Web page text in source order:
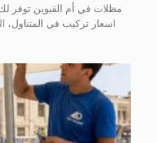
مظلات في أم القيوين توفر
اسعار تركيب في المتناول،